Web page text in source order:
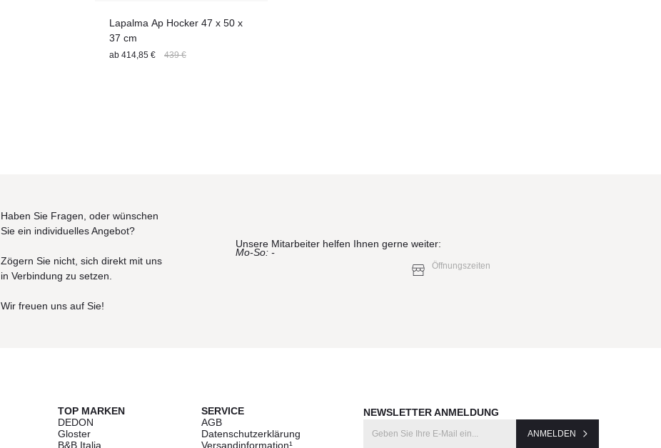
Lapalma Ap Hocker 47 x 50 x
37 cm
ab 414,85 € 439 €
Haben Sie Fragen, oder wünschen
Sie ein individuelles Angebot?
Zögern Sie nicht, sich direkt mit uns
in Verbindung zu setzen.
Wir freuen uns auf Sie!
Unsere Mitarbeiter helfen Ihnen gerne weiter:
Mo-So: -
Öffnungszeiten
TOP MARKEN
DEDON
Gloster
B&B Italia
SERVICE
AGB
Datenschutzerklärung
Versandinformation¹
NEWSLETTER ANMELDUNG
ANMELDEN